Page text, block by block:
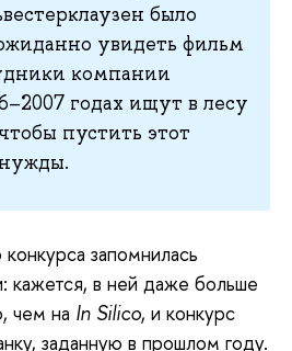
было
увидеть фильм
компании
годах ищут в лесу
пустить этот
запомнилась
кажется, в ней даже больше
чем на In Silico, и конкурс
заданную в прошлом году.